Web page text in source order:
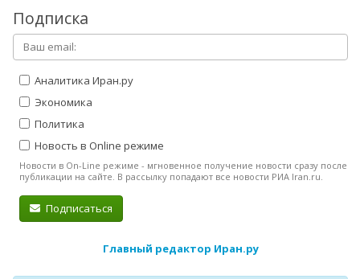
Подписка
Аналитика Иран.ру
Экономика
Политика
Новость в Online режиме
Новости в On-Line режиме - мгновенное получение новости сразу после
публикации на сайте. В рассылку попадают все новости РИА Iran.ru.
Подписаться
Главный редактор Иран.ру